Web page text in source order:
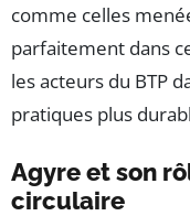
comme celles
parfaitement dans
les acteurs du BTP
pratiques plus
Agyre et son
circulaire